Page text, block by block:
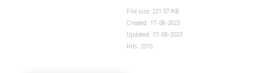
File size: 221.57 KB
Created: 17-08-2023
Updated: 17-08-2023
Hits: 2315